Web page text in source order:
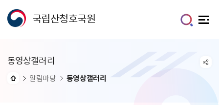
국립산청호국원
동영상갤러리
알림마당 동영상갤러리